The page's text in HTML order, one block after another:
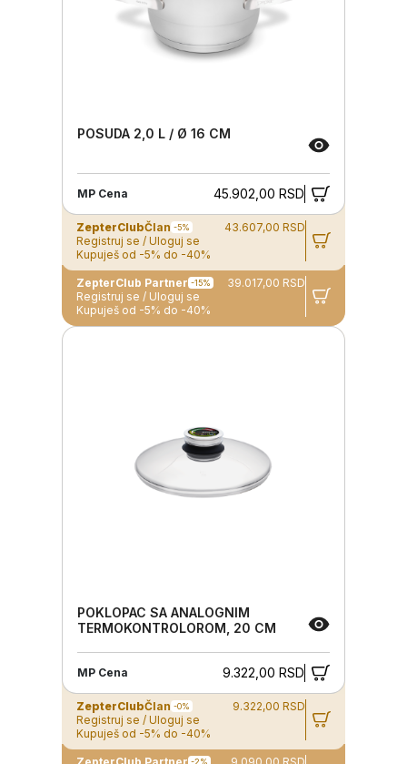
POSUDA 2,0 L / Ø 16 CM
MP Cena 45.902,00 RSD
ZepterClubČlan -5%
43.607,00 RSD
Registruj se / Uloguj se
Kupuješ od -5% do -40%
ZepterClub Partner -15%
39.017,00 RSD
Registruj se / Uloguj se
Kupuješ od -5% do -40%
POKLOPAC SA ANALOGNIM
TERMOKONTROLOROM, 20 CM
MP Cena 9.322,00 RSD
ZepterClubČlan -0%
9.322,00 RSD
Registruj se / Uloguj se
Kupuješ od -5% do -40%
-2%